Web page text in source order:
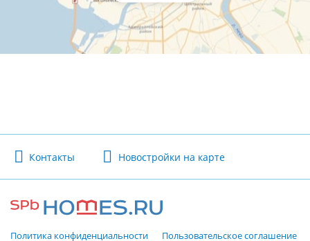
Контакты Новостройки на карте
Политика конфиденциальности Пользовательское соглашение